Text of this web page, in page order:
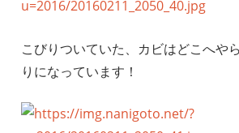
こびりついていた、カビはどこへや
りになっています！